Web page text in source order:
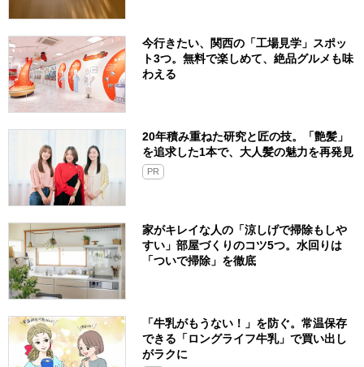
今行きたい、関西の「工場見学」スポッ
ト3つ。無料で楽しめて、絶品グルメも味
わえる
20年積み重ねた研究と匠の技。「艶髪」
を追求した1本で、大人髪の魅力を再発見
PR
家がキレイな人の「涼しげで掃除もしや
すい」部屋づくりのコツ5つ。水回りは
「ついで掃除」を徹底
「牛乳がもうない！」を防ぐ。常温保存
できる「ロングライフ牛乳」で買い出し
がラクに